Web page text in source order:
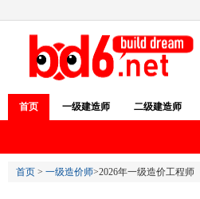
首页 一级建造师 二级建造师
首页 > 一级造价师>2026年一级造价工程师